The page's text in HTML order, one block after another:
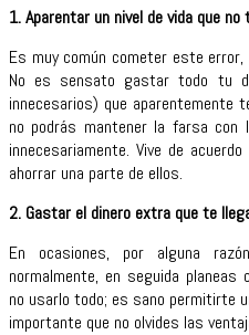
1. Aparentar un nivel de vida que no
Es muy común cometer este
No es sensato gastar todo tu
innecesarios) que aparentemente
no podrás mantener la farsa con
innecesariamente. Vive de
ahorrar una parte de ellos.
2. Gastar el dinero extra que te
En ocasiones, por alguna
normalmente, en seguida planeas
no usarlo todo; es sano permitirte
importante que no olvides las